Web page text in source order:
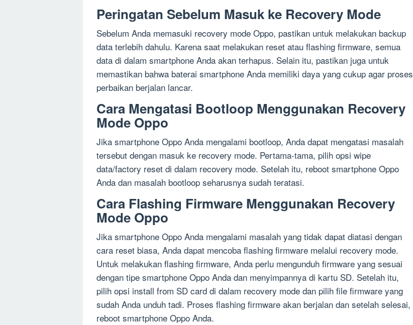
Peringatan Sebelum Masuk ke Recovery Mode
Sebelum Anda memasuki recovery mode Oppo, pastikan untuk melakukan backup
data terlebih dahulu. Karena saat melakukan reset atau flashing firmware, semua
data di dalam smartphone Anda akan terhapus. Selain itu, pastikan juga untuk
memastikan bahwa baterai smartphone Anda memiliki daya yang cukup agar proses
perbaikan berjalan lancar.
Cara Mengatasi Bootloop Menggunakan Recovery
Mode Oppo
Jika smartphone Oppo Anda mengalami bootloop, Anda dapat mengatasi masalah
tersebut dengan masuk ke recovery mode. Pertama-tama, pilih opsi wipe
data/factory reset di dalam recovery mode. Setelah itu, reboot smartphone Oppo
Anda dan masalah bootloop seharusnya sudah teratasi.
Cara Flashing Firmware Menggunakan Recovery
Mode Oppo
Jika smartphone Oppo Anda mengalami masalah yang tidak dapat diatasi dengan
cara reset biasa, Anda dapat mencoba flashing firmware melalui recovery mode.
Untuk melakukan flashing firmware, Anda perlu mengunduh firmware yang sesuai
dengan tipe smartphone Oppo Anda dan menyimpannya di kartu SD. Setelah itu,
pilih opsi install from SD card di dalam recovery mode dan pilih file firmware yang
sudah Anda unduh tadi. Proses flashing firmware akan berjalan dan setelah selesai,
reboot smartphone Oppo Anda.